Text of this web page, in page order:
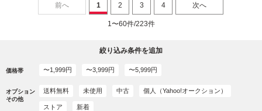
前へ 1 2 3 4 次へ
1〜60件/223件
絞り込み条件を追加
価格帯 〜1,999円 〜3,999円 〜5,999円
オプション
その他
送料無料 未使用 中古 個人（Yahoo!オークション）
ストア 新着